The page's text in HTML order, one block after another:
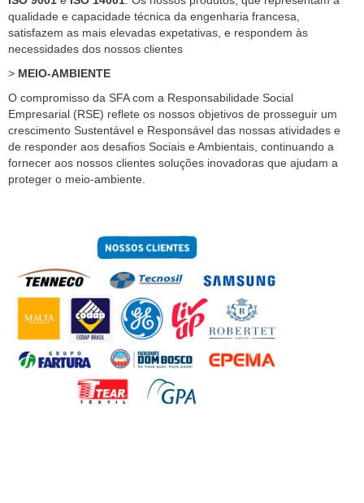
qualidade e capacidade técnica da engenharia francesa,
satisfazem as mais elevadas expetativas, e respondem às
necessidades dos nossos clientes
> MEIO-AMBIENTE
O compromisso da SFA com a Responsabilidade Social
Empresarial (RSE) reflete os nossos objetivos de prosseguir um
crescimento Sustentável e Responsável das nossas atividades e
de responder aos desafios Sociais e Ambientais, continuando a
fornecer aos nossos clientes soluções inovadoras que ajudam a
proteger o meio-ambiente.